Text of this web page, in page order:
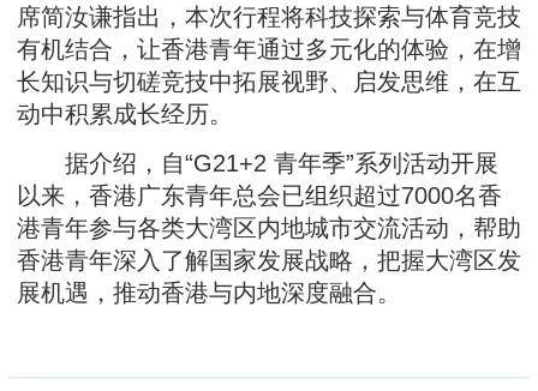
席简汝谦指出，本次行程将科技探索与体育竞技
有机结合，让香港青年通过多元化的体验，在增
长知识与切磋竞技中拓展视野、启发思维，在互
动中积累成长经历。
据介绍，自“G21+2 青年季”系列活动开展
以来，香港广东青年总会已组织超过7000名香
港青年参与各类大湾区内地城市交流活动，帮助
香港青年深入了解国家发展战略，把握大湾区发
展机遇，推动香港与内地深度融合。